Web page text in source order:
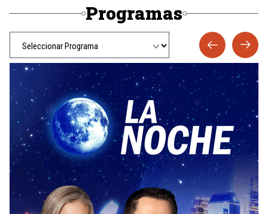
Programas